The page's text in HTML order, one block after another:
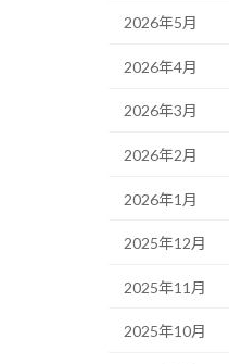
2026年5月
2026年4月
2026年3月
2026年2月
2026年1月
2025年12月
2025年11月
2025年10月